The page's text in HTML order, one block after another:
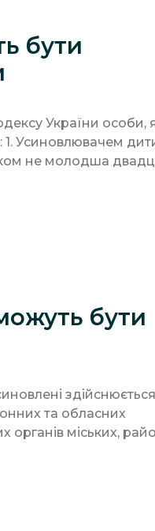
бути
України особи,
Усиновлювачем
не молодша
бути
здійснюється
та обласних
органів міських,